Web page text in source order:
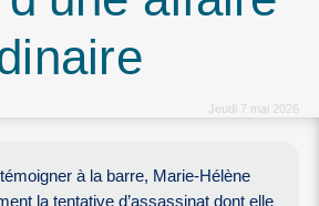
Jeudi 7 mai 2026
à la barre, Marie-Hélène
la tentative d’assassinat dont elle